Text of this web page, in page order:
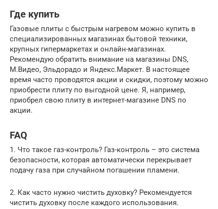
Где купить
Газовые плиты с быстрым нагревом можно купить в
специализированных магазинах бытовой техники,
крупных гипермаркетах и онлайн-магазинах.
Рекомендую обратить внимание на магазины DNS,
М.Видео, Эльдорадо и Яндекс.Маркет. В настоящее
время часто проводятся акции и скидки, поэтому можно
приобрести плиту по выгодной цене. Я, например,
приобрел свою плиту в интернет-магазине DNS по
акции.
FAQ
1. Что такое газ-контроль? Газ-контроль – это система
безопасности, которая автоматически перекрывает
подачу газа при случайном погашении пламени.
2. Как часто нужно чистить духовку? Рекомендуется
чистить духовку после каждого использования.